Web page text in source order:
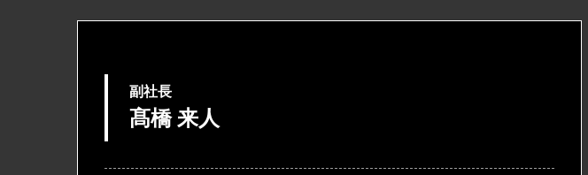
副社長
髙橋 来人